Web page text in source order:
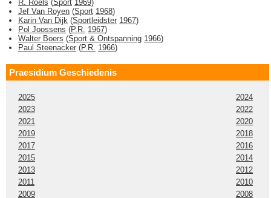
R. Roels (Sport 1969)
Jef Van Royen (Sport 1968)
Karin Van Dijk (Sportleidster 1967)
Pol Joossens (P.R. 1967)
Walter Boers (Sport & Ontspanning 1966)
Paul Steenacker (P.R. 1966)
Praesidium Geschiedenis
2025
2024
2023
2022
2021
2020
2019
2018
2017
2016
2015
2014
2013
2012
2011
2010
2009
2008